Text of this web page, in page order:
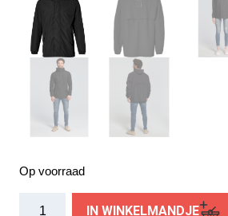
Op voorraad
IN WINKELMANDJE